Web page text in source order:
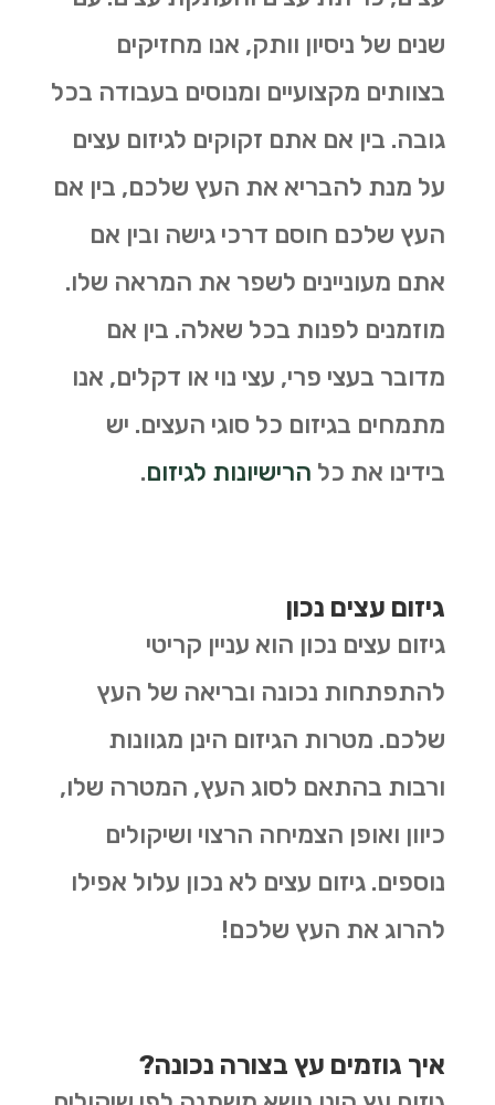
שנים של ניסיון וותק, אנו מחזיקים
בצוותים מקצועיים ומנוסים בעבודה בכל
גובה. בין אם אתם זקוקים לגיזום עצים
על מנת להבריא את העץ שלכם, בין אם
העץ שלכם חוסם דרכי גישה ובין אם
אתם מעוניינים לשפר את המראה שלו.
מוזמנים לפנות בכל שאלה. בין אם
מדובר בעצי פרי, עצי נוי או דקלים, אנו
מתמחים בגיזום כל סוגי העצים. יש
בידינו את כל הרישיונות לגיזום.
גיזום עצים נכון
גיזום עצים נכון הוא עניין קריטי
להתפתחות נכונה ובריאה של העץ
שלכם. מטרות הגיזום הינן מגוונות
ורבות בהתאם לסוג העץ, המטרה שלו,
כיוון ואופן הצמיחה הרצוי ושיקולים
נוספים. גיזום עצים לא נכון עלול אפילו
להרוג את העץ שלכם!
איך גוזמים עץ בצורה נכונה?